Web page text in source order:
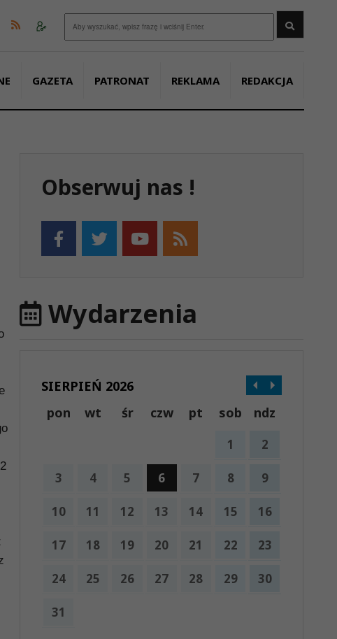
GAZETA PATRONAT REKLAMA REDAKCJA
Obserwuj nas !
Wydarzenia
SIERPIEŃ 2026
pon
wt śr czw pt sob ndz
1 2
3 4 5 6 7 8 9
10 11 12 13 14 15 16
17 18 19 20 21 22 23
24 25 26 27 28 29 30
31